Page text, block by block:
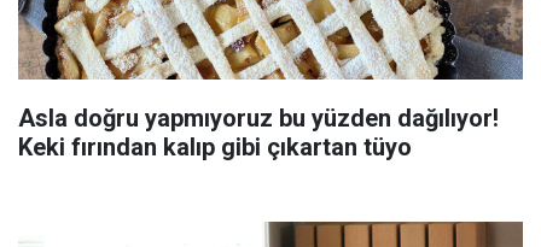
Asla doğru yapmıyoruz bu yüzden dağılıyor!
Keki fırından kalıp gibi çıkartan tüyo